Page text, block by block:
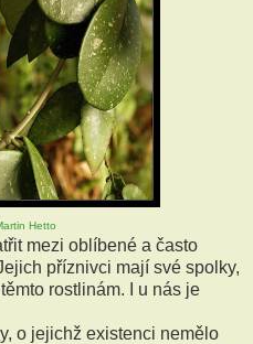
Hetto
mezi oblíbené a často
příznivci mají své spolky,
rostlinám. I u nás je
o jejichž existenci nemělo